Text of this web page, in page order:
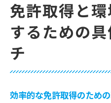
免許取得と
するための
チ
効率的な免許取得のため